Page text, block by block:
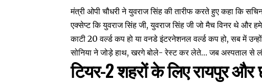
मंत्री ओपी चौधरी ने युवराज सिंह की तारीफ करते हुए कहा कि
एक्सेप्ट कि युवराज सिंह जी, युवराज सिंह जी जो मैच विनर थे
काटी 20 वर्ल्ड कप हो या वनडे इंटरनेशनल वर्ल्ड कप हो, सब में
सोनिया ने जोड़े हाथ, खरगे बोले- रेस्ट कर लेते… जब अस्पताल से
टियर-2 शहरों के लिए रायपुर और